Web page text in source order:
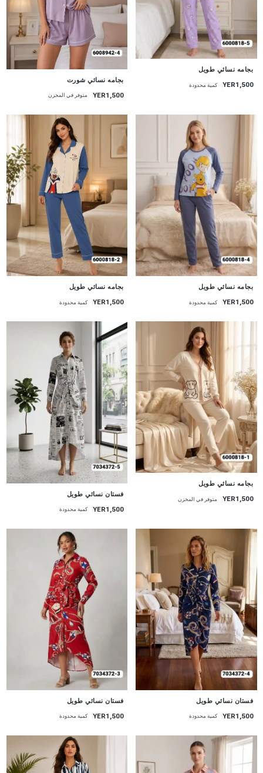
جديد
بجامه نسائي طويل
YER1,500 كمية محدودة
بجامه نسائي شورت
YER1,500 متوفر في المخزن
بجامه نسائي طويل
YER1,500 كمية محدودة
بجامه نسائي طويل
YER1,500 كمية محدودة
بجامه نسائي طويل
YER1,500 متوفر في المخزن
فستان نسائي طويل
YER1,500 كمية محدودة
فستان نسائي طويل
YER1,500 كمية محدودة
فستان نسائي طويل
YER1,500 كمية محدودة